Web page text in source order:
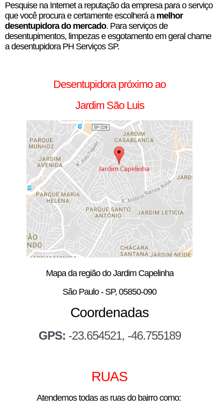
Pesquise na Internet a reputação da empresa para o serviço
que você procura e certamente escolherá a melhor
desentupidora do mercado. Para serviços de
desentupimentos, limpezas e esgotamento em geral chame
a desentupidora PH Serviços SP.
Desentupidora próximo ao
Jardim São Luis
Mapa da região do Jardim Capelinha
São Paulo - SP, 05850-090
Coordenadas
GPS: -23.654521, -46.755189
RUAS
Atendemos todas as ruas do bairro como: